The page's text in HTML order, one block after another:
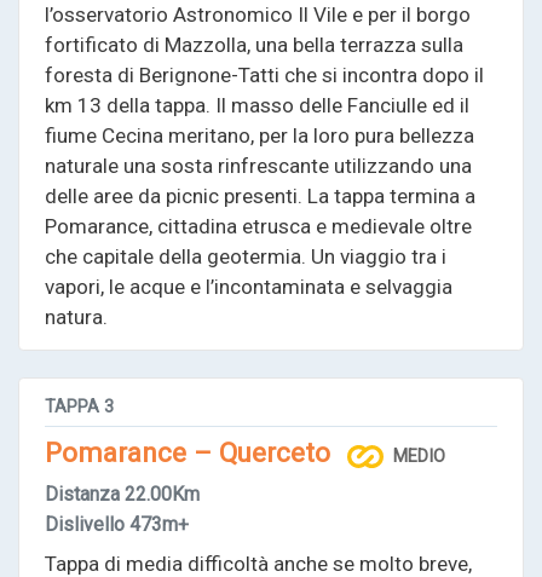
l’osservatorio Astronomico Il Vile e per il borgo
fortificato di Mazzolla, una bella terrazza sulla
foresta di Berignone-Tatti che si incontra dopo il
km 13 della tappa. Il masso delle Fanciulle ed il
fiume Cecina meritano, per la loro pura bellezza
naturale una sosta rinfrescante utilizzando una
delle aree da picnic presenti. La tappa termina a
Pomarance, cittadina etrusca e medievale oltre
che capitale della geotermia. Un viaggio tra i
vapori, le acque e l’incontaminata e selvaggia
natura.
TAPPA 3
Pomarance – Querceto MEDIO
Distanza 22.00Km
Dislivello 473m+
Tappa di media difficoltà anche se molto breve,